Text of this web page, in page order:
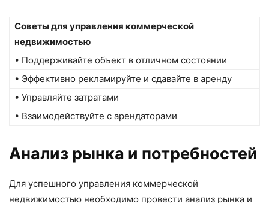
Советы для управления коммерческой
недвижимостью
• Поддерживайте объект в отличном состоянии
• Эффективно рекламируйте и сдавайте в аренду
• Управляйте затратами
• Взаимодействуйте с арендаторами
Анализ рынка и потребностей
Для успешного управления коммерческой
недвижимостью необходимо провести анализ рынка и